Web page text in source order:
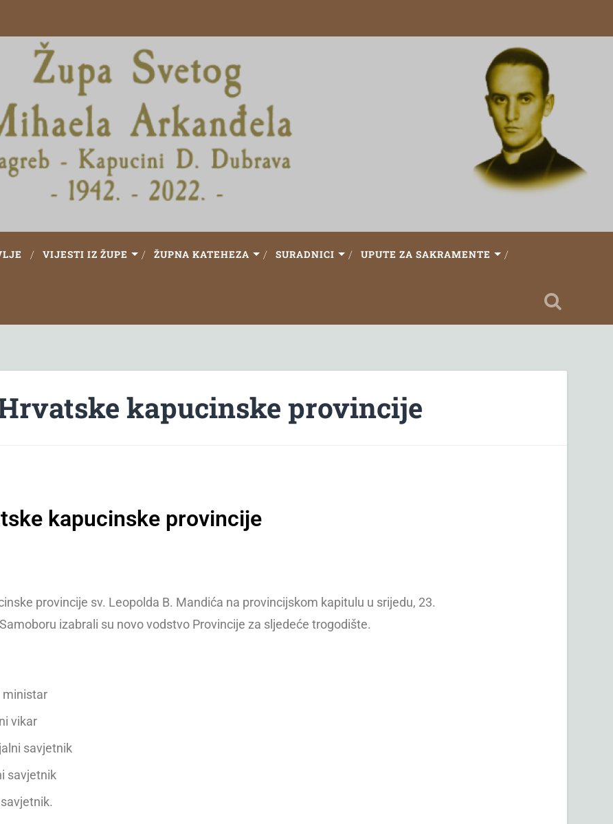
VIJESTI IZ ŽUPE ŽUPNA KATEHEZA SURADNICI UPUTE ZA SAKRAMENTE
kapucinske provincije
kapucinske provincije
provincije sv. Leopolda B. Mandića na provincijskom kapitulu u srijedu, 23.
izabrali su novo vodstvo Provincije za sljedeće trogodište.
ministar
vikar
savjetnik
savjetnik